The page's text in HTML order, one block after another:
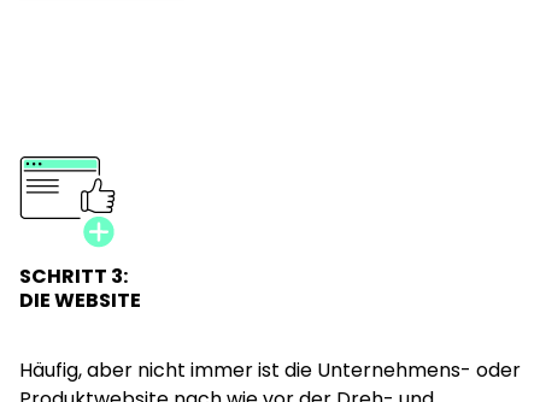
Ansatzpunkt mit dem Interessenten.
3. Positionierung: Ganz anders als alle anderen
Die spannendste, schwierigste und dennoch
erstrebenswerteste Positionierung. Um im Bild des
Therapieansatz verfolgen und bewusst die Leute
ansprechen wollen, die keine klassische Behandlung
SCHRITT 3:
DIE WEBSITE
Häufig, aber nicht immer ist die Unternehmens- oder